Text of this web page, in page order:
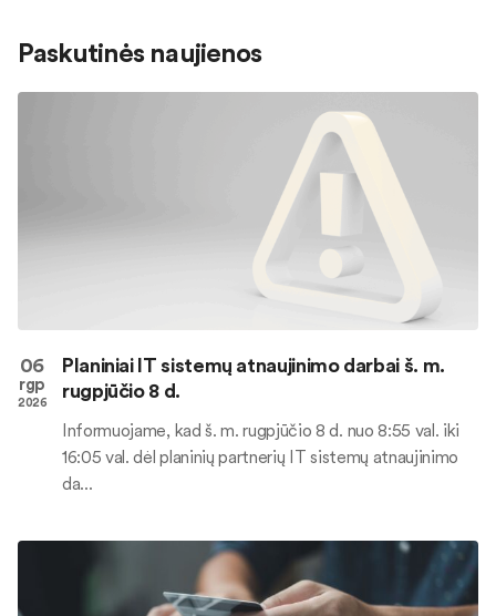
Paskutinės naujienos
06
rgp
2026
Planiniai IT sistemų atnaujinimo darbai š. m.
rugpjūčio 8 d.
Informuojame, kad š. m. rugpjūčio 8 d. nuo 8:55 val. iki
16:05 val. dėl planinių partnerių IT sistemų atnaujinimo
da...